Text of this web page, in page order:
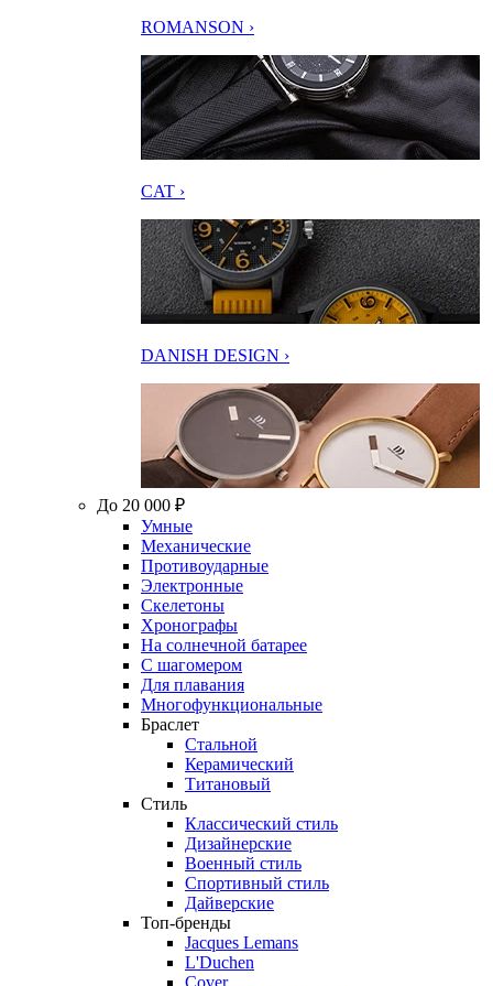
ROMANSON ›
CAT ›
DANISH DESIGN ›
До 20 000 ₽
Умные
Механические
Противоударные
Электронные
Скелетоны
Хронографы
На солнечной батарее
С шагомером
Для плавания
Многофункциональные
Браслет
Стальной
Керамический
Титановый
Стиль
Классический стиль
Дизайнерские
Военный стиль
Спортивный стиль
Дайверские
Топ-бренды
Jacques Lemans
L'Duchen
Cover